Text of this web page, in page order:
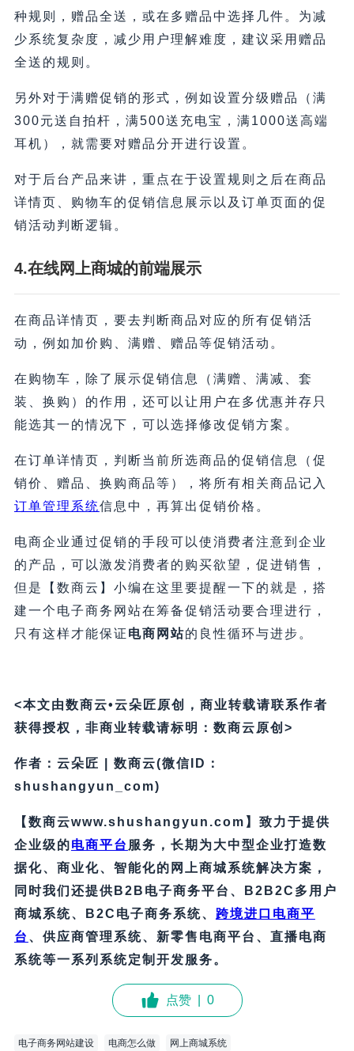
种规则，赠品全送，或在多赠品中选择几件。为减
少系统复杂度，减少用户理解难度，建议采用赠品
全送的规则。
另外对于满赠促销的形式，例如设置分级赠品（满
300元送自拍杆，满500送充电宝，满1000送高端
耳机），就需要对赠品分开进行设置。
对于后台产品来讲，重点在于设置规则之后在商品
详情页、购物车的促销信息展示以及订单页面的促
销活动判断逻辑。
4.在线网上商城的前端展示
在商品详情页，要去判断商品对应的所有促销活
动，例如加价购、满赠、赠品等促销活动。
在购物车，除了展示促销信息（满赠、满减、套
装、换购）的作用，还可以让用户在多优惠并存只
能选其一的情况下，可以选择修改促销方案。
在订单详情页，判断当前所选商品的促销信息（促
销价、赠品、换购商品等），将所有相关商品记入
订单管理系统信息中，再算出促销价格。
电商企业通过促销的手段可以使消费者注意到企业
的产品，可以激发消费者的购买欲望，促进销售，
但是【数商云】小编在这里要提醒一下的就是，搭
建一个电子商务网站在筹备促销活动要合理进行，
只有这样才能保证 电商网站的良性循环与进步。
<本文由数商云•云朵匠原创，商业转载请联系作者
获得授权，非商业转载请标明：数商云原创>
作者：云朵匠 | 数商云(微信ID：
shushangyun_com)
【数商云www.shushangyun.com】致力于提供
企业级的电商平台 服务，长期为大中型企业打造数
据化、商业化、智能化的网上商城系统解决方案，
同时我们还提供B2B电子商务平台、B2B2C多用户
商城系统、B2C电子商务系统、 跨境进口电商平
台 、供应商管理系统、新零售电商平台、直播电商
系统等一系列系统定制开发服务。
点赞 0
电子商务网站建设 电商怎么做 网上商城系统